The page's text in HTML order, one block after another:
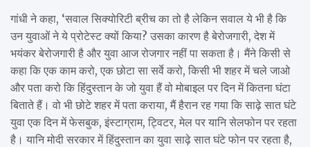
गांधी ने कहा, ‘सवाल सिक्योरिटी ब्रीच का तो है लेकिन सवाल ये भी है कि
उन युवाओं ने ये प्रोटेस्ट क्यों किया? उसका कारण है बेरोजगारी, देश में
भयंकर बेरोजगारी है और युवा आज रोजगार नहीं पा सकता है। मैंने किसी से
कहा कि एक काम करो, एक छोटा सा सर्वे करो, किसी भी शहर में चले जाओ
और पता करो कि हिंदुस्तान के जो युवा हैं वो मोबाइल पर दिन में कितना घंटा
बिताते हैं। वो भी छोटे शहर में पता कराया, मैं हैरान रह गया कि साढ़े सात घंटे
युवा एक दिन में फेसबुक, इंस्टाग्राम, ट्विटर, मेल पर यानि सेलफोन पर रहता
है। यानि मोदी सरकार में हिंदुस्तान का युवा साढ़े सात घंटे फोन पर रहता है,